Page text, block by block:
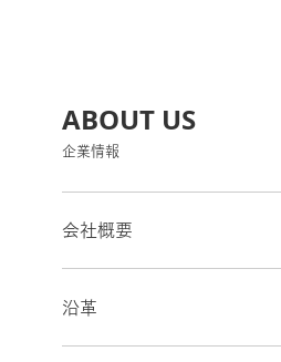
ABOUT US
企業情報
会社概要
沿革